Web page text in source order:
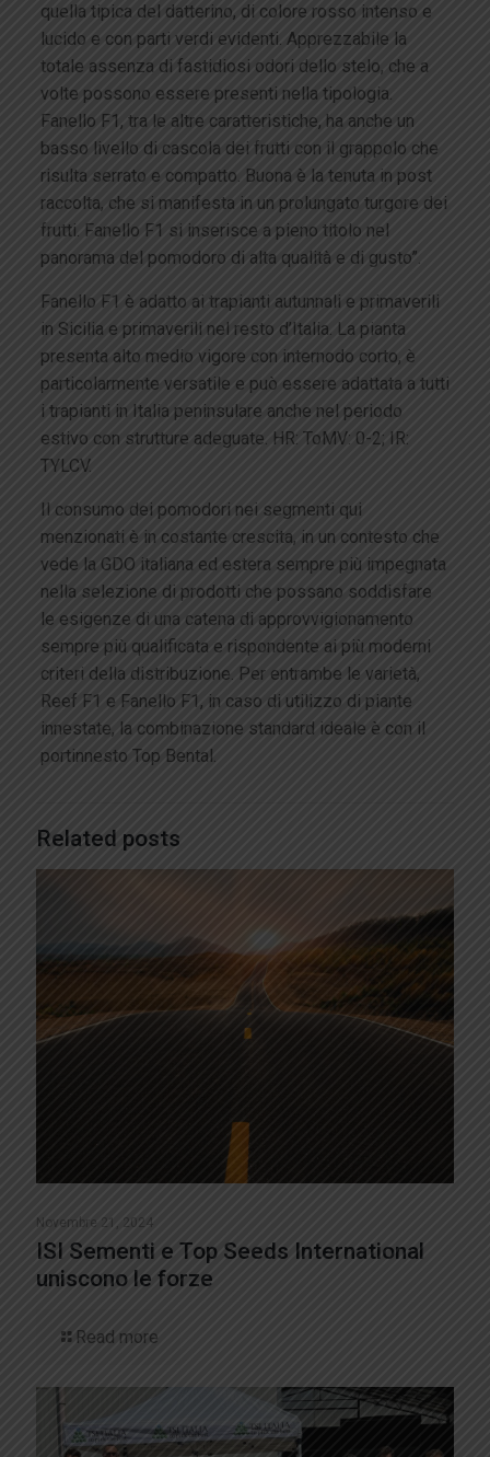
quella tipica del datterino, di colore rosso intenso e
lucido e con parti verdi evidenti. Apprezzabile la
totale assenza di fastidiosi odori dello stelo, che a
volte possono essere presenti nella tipologia.
Fanello F1, tra le altre caratteristiche, ha anche un
basso livello di cascola dei frutti con il grappolo che
risulta serrato e compatto. Buona è la tenuta in post
raccolta, che si manifesta in un prolungato turgore dei
frutti. Fanello F1 si inserisce a pieno titolo nel
panorama del pomodoro di alta qualità e di gusto”.
Fanello F1 è adatto ai trapianti autunnali e primaverili
in Sicilia e primaverili nel resto d’Italia. La pianta
presenta alto medio vigore con internodo corto, è
particolarmente versatile e può essere adattata a tutti
i trapianti in Italia peninsulare anche nel periodo
estivo con strutture adeguate. HR: ToMV: 0-2; IR:
TYLCV.
Il consumo dei pomodori nei segmenti qui
menzionati è in costante crescita, in un contesto che
vede la GDO italiana ed estera sempre più impegnata
nella selezione di prodotti che possano soddisfare
le esigenze di una catena di approvvigionamento
sempre più qualificata e rispondente ai più moderni
criteri della distribuzione. Per entrambe le varietà,
Reef F1 e Fanello F1, in caso di utilizzo di piante
innestate, la combinazione standard ideale è con il
portinnesto Top Bental.
Related posts
Novembre 21, 2024
ISI Sementi e Top Seeds International
uniscono le forze
Read more